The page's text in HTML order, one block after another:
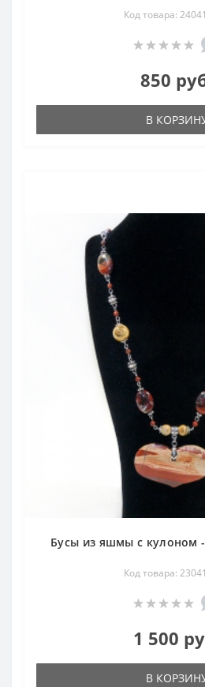
Код товара:
850
В
Бусы из яшмы с кулоном
Код товара:
1 500
В